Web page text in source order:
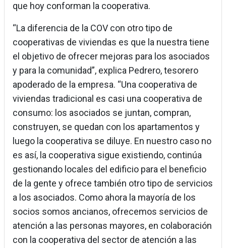
que hoy conforman la cooperativa.
“La diferencia de la COV con otro tipo de
cooperativas de viviendas es que la nuestra tiene
el objetivo de ofrecer mejoras para los asociados
y para la comunidad”, explica Pedrero, tesorero
apoderado de la empresa. “Una cooperativa de
viviendas tradicional es casi una cooperativa de
consumo: los asociados se juntan, compran,
construyen, se quedan con los apartamentos y
luego la cooperativa se diluye. En nuestro caso no
es así, la cooperativa sigue existiendo, continúa
gestionando locales del edificio para el beneficio
de la gente y ofrece también otro tipo de servicios
a los asociados. Como ahora la mayoría de los
socios somos ancianos, ofrecemos servicios de
atención a las personas mayores, en colaboración
con la cooperativa del sector de atención a las